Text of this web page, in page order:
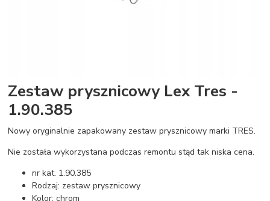
Zestaw prysznicowy Lex Tres -
1.90.385
Nowy oryginalnie zapakowany zestaw prysznicowy marki TRES.
Nie została wykorzystana podczas remontu stąd tak niska cena.
nr kat. 1.90.385
Rodzaj: zestaw prysznicowy
Kolor: chrom